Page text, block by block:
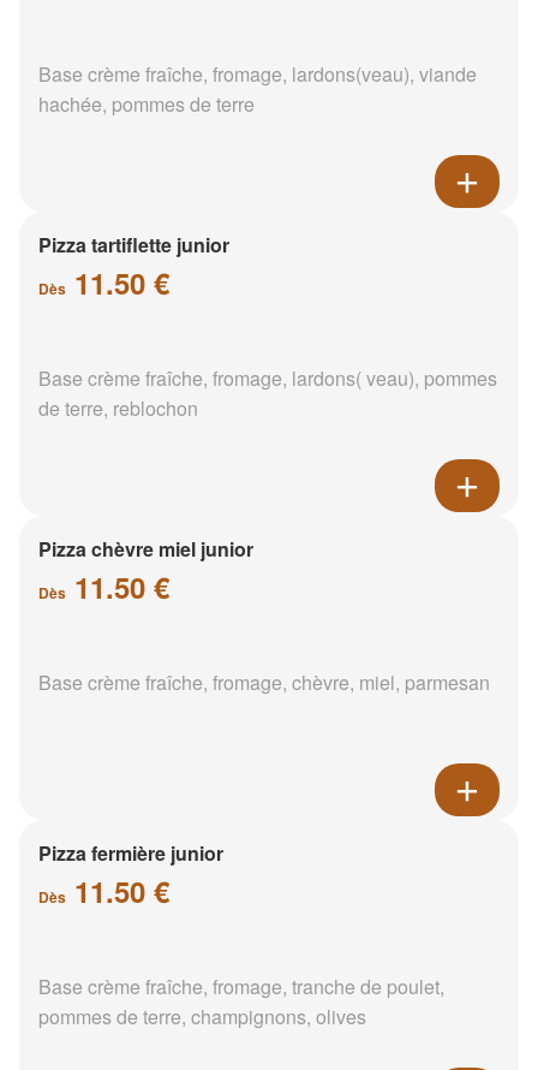
Base crème fraîche, fromage, lardons(veau), viande
hachée, pommes de terre
Pizza tartiflette junior
Dès 11.50 €
Base crème fraîche, fromage, lardons( veau), pommes
de terre, reblochon
Pizza chèvre miel junior
Dès 11.50 €
Base crème fraîche, fromage, chèvre, miel, parmesan
Pizza fermière junior
Dès 11.50 €
Base crème fraîche, fromage, tranche de poulet,
pommes de terre, champignons, olives